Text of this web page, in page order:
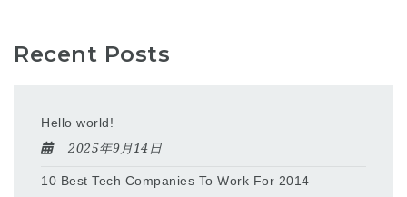
Recent Posts
Hello world!
2025年9月14日
10 Best Tech Companies To Work For 2014